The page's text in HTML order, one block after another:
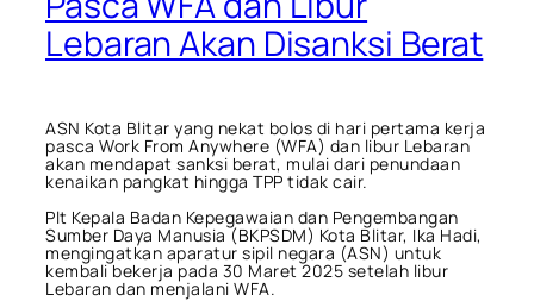
Lebaran Akan Disanksi Berat
ASN Kota Blitar yang nekat bolos di hari pertama kerja
pasca Work From Anywhere (WFA) dan libur Lebaran
akan mendapat sanksi berat, mulai dari penundaan
kenaikan pangkat hingga TPP tidak cair.
Plt Kepala Badan Kepegawaian dan Pengembangan
Sumber Daya Manusia (BKPSDM) Kota Blitar, Ika Hadi,
mengingatkan aparatur sipil negara (ASN) untuk
kembali bekerja pada 30 Maret 2025 setelah libur
Lebaran dan menjalani WFA.